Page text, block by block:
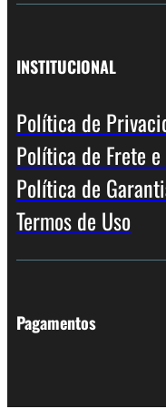
INSTITUCIONAL
Política de
Política de Frete
Política de
Termos de Uso
Pagamentos